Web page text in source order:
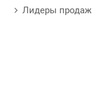
Лидеры продаж